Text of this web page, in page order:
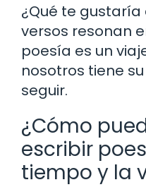
¿Qué te gustaría
versos resonan
poesía es un
nosotros tiene
seguir.
¿Cómo
escribir
tiempo y la